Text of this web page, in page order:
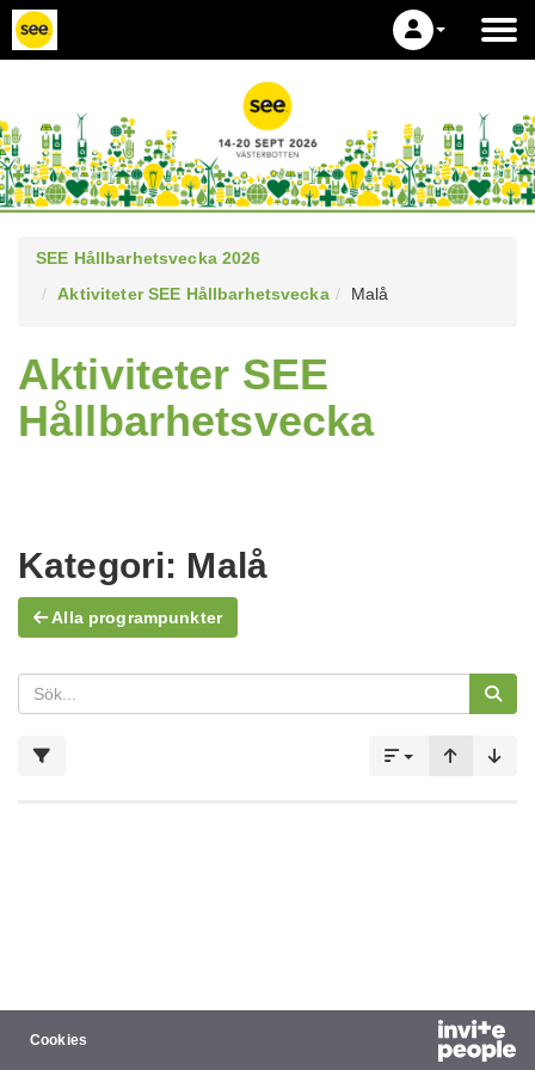
SEE Hållbarhetsvecka 2026
Aktiviteter SEE Hållbarhetsvecka
Malå
Aktiviteter SEE
Hållbarhetsvecka
Kategori: Malå
Alla programpunkter
Cookies